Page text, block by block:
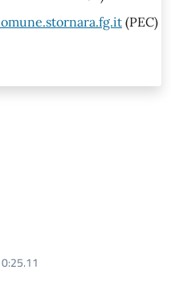
(PEC)